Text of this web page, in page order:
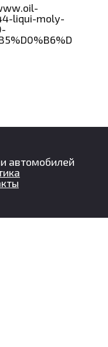
liqui-moly-
автомобилей